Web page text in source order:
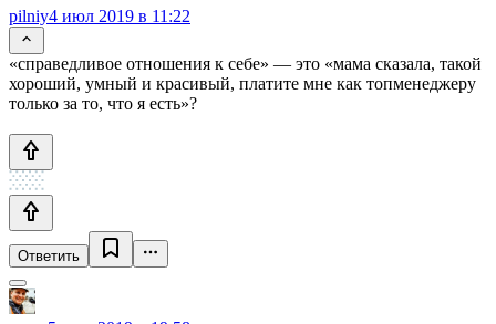
pilniy4 июл 2019 в 11:22
«справедливое отношения к себе» — это «мама сказала, такой
хороший, умный и красивый, платите мне как топменеджеру
только за то, что я есть»?
Ответить